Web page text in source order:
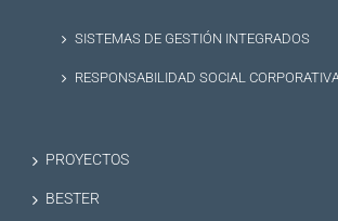
SISTEMAS DE GESTIÓN INTEGRADOS
RESPONSABILIDAD SOCIAL
PROYECTOS
BESTER